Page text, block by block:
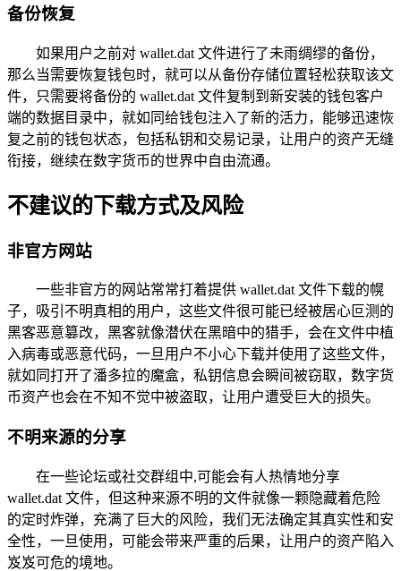
备份恢复
如果用户之前对 wallet.dat 文件进行了未雨绸缪的备份，
那么当需要恢复钱包时，就可以从备份存储位置轻松获取该文
件，只需要将备份的 wallet.dat 文件复制到新安装的钱包客户
端的数据目录中，就如同给钱包注入了新的活力，能够迅速恢
复之前的钱包状态，包括私钥和交易记录，让用户的资产无缝
衔接，继续在数字货币的世界中自由流通。
不建议的下载方式及风险
非官方网站
一些非官方的网站常常打着提供 wallet.dat 文件下载的幌
子，吸引不明真相的用户，这些文件很可能已经被居心叵测的
黑客恶意篡改，黑客就像潜伏在黑暗中的猎手，会在文件中植
入病毒或恶意代码，一旦用户不小心下载并使用了这些文件，
就如同打开了潘多拉的魔盒，私钥信息会瞬间被窃取，数字货
币资产也会在不知不觉中被盗取，让用户遭受巨大的损失。
不明来源的分享
在一些论坛或社交群组中,可能会有人热情地分享
wallet.dat 文件，但这种来源不明的文件就像一颗隐藏着危险
的定时炸弹，充满了巨大的风险，我们无法确定其真实性和安
全性，一旦使用，可能会带来严重的后果，让用户的资产陷入
岌岌可危的境地。